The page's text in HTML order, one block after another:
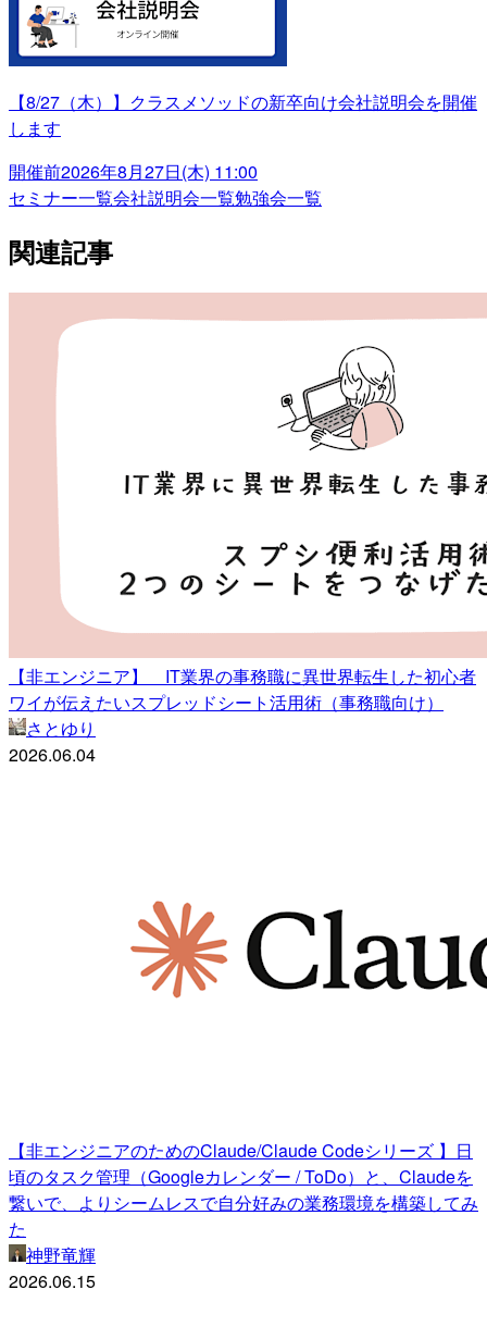
【8/27（木）】クラスメソッドの新卒向け会社説明会を開催
します
開催前2026年8月27日(木) 11:00
セミナー一覧会社説明会一覧勉強会一覧
関連記事
【非エンジニア】 IT業界の事務職に異世界転生した初心者
ワイが伝えたいスプレッドシート活用術（事務職向け）
さとゆり
2026.06.04
【非エンジニアのためのClaude/Claude Codeシリーズ 】日
頃のタスク管理（Googleカレンダー / ToDo）と、Claudeを
繋いで、よりシームレスで自分好みの業務環境を構築してみ
た
神野竜輝
2026.06.15